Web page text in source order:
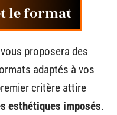
le format
proposera des
adaptés à vos
critère attire
esthétiques imposés.